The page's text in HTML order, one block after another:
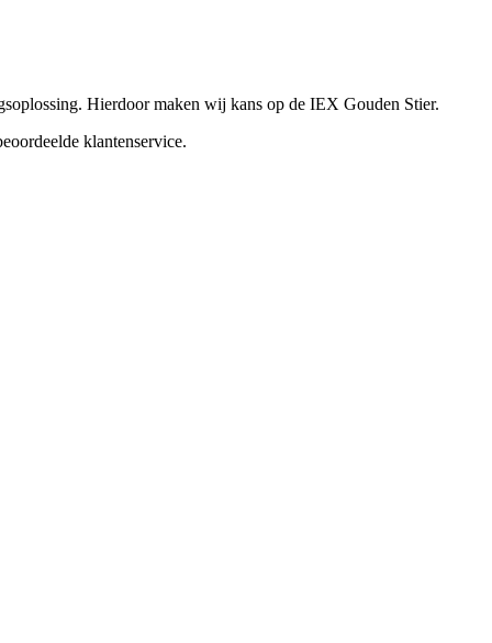
Hierdoor maken wij kans op de IEX Gouden Stier.
klantenservice.